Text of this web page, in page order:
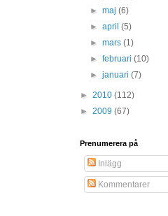
►maj(6)
►april(5)
►mars(1)
►februari(10)
►januari(7)
► 2010 (112)
► 2009 (67)
Prenumerera på
Inlägg
Kommentarer